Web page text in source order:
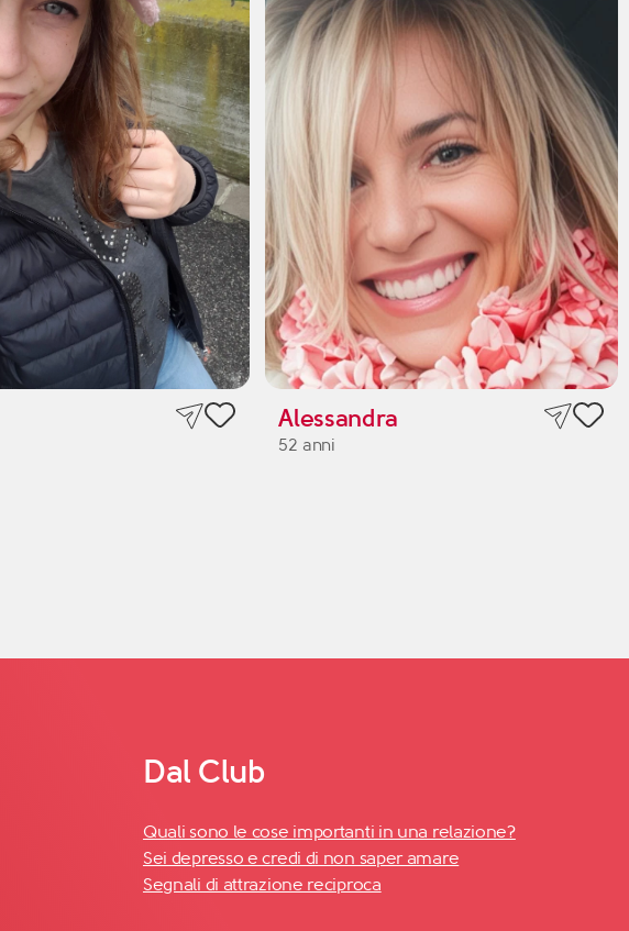
Alessandra
52 anni
Dal Club
Quali sono le cose importanti in una relazione?
Sei depresso e credi di non saper amare
Segnali di attrazione reciproca